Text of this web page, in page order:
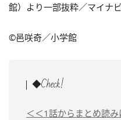
館）より一部抜粋／マイナ
©邑咲奇／小学館
◆Check!
＜＜1話からまとめ読み